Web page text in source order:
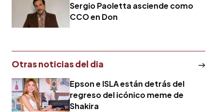
Sergio Paoletta asciende como
CCO en Don
Otras noticias del dia
Epson e ISLA están detrás del
regreso del icónico meme de
Shakira